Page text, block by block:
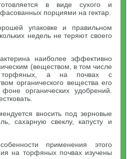
в виде сухого и
порциями на гектар.
упаковке и правильном
недель не теряют своего
наиболее эффективно
(веществом, в том числе
а на почвах с
органического вещества его
органических удобрений.
вносить под зерновые
сахарную свеклу, капусту и
применения этого
на торфяных почвах изучены